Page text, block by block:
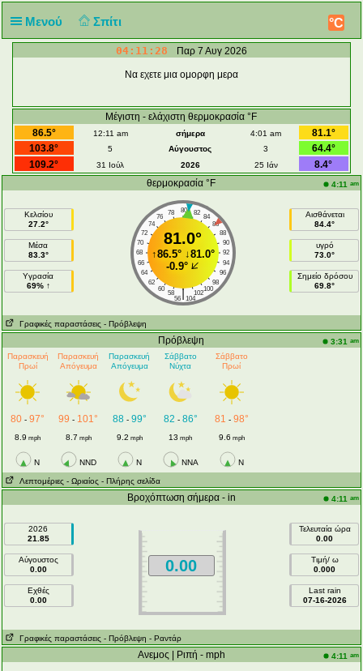
Μενού Σπίτι °C
04:11:28 Παρ 7 Αυγ 2026
Να εχετε μια ομορφη μερα
Μέγιστη - ελάχιστη θερμοκρασία °F
86.5°
12:11 am σήμερα 4:01 am
81.1°
103.8°
5 Αύγουστος 3
64.4°
109.2°
31 Ιούλ 2026 25 Ιάν
8.4°
θερμοκρασία °F
4:11 am
Κελσίου
27.2°
Μέσα
83.3°
Υγρασία
69% ↑
80
78 82
76
84
74
86
72
88
70
90
68
92
66
94
64
96
62
98
60
100
58 102
|
56 104
81.0°
↑86.5°↓81.0°
-0.9°
Αισθάνεται
84.4°
υγρό
73.0°
Σημείο δρόσου
69.8°
Γραφικές παραστάσεις - Πρόβλεψη
Πρόβλεψη 3:31 am
Παρασκευή
Πρωί
Παρασκευή
Απόγευμα
Παρασκευή
Απόγευμα
Σάββατο
Νύχτα
Σάββατο
Πρωί
80 -97° 99 - 101° 88- 99° 82 - 86° 81 - 98°
8.9 mph 8.7 mph 9.2 mph 13 mph 9.6 mph
N NND N NNA N
Λεπτομέριες - Ωριαίος - Πλήρης σελίδα
Βροχόπτωση σήμερα - in 4:11 am
2026
21.85
Αύγουστος
0.00
Εχθές
0.00
0.00
Τελευταία ώρα
0.00
Τιμή/ ω
0.000
Last rain
07-16-2026
Γραφικές παραστάσεις - Πρόβλεψη - Ραντάρ
Ανεμος | Ριπή - mph 4:11 am